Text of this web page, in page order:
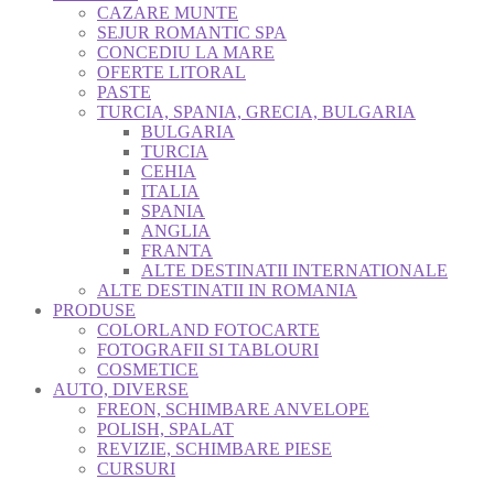
CAZARE MUNTE
SEJUR ROMANTIC SPA
CONCEDIU LA MARE
OFERTE LITORAL
PASTE
TURCIA, SPANIA, GRECIA, BULGARIA
BULGARIA
TURCIA
CEHIA
ITALIA
SPANIA
ANGLIA
FRANTA
ALTE DESTINATII INTERNATIONALE
ALTE DESTINATII IN ROMANIA
PRODUSE
COLORLAND FOTOCARTE
FOTOGRAFII SI TABLOURI
COSMETICE
AUTO, DIVERSE
FREON, SCHIMBARE ANVELOPE
POLISH, SPALAT
REVIZIE, SCHIMBARE PIESE
CURSURI